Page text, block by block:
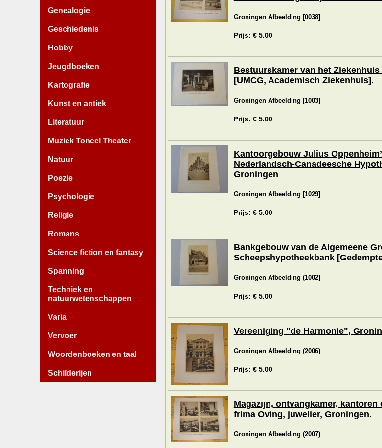
Genealogie
Geschiedenis
Hobby
Jeugdboeken
Kartografie
Kunst en antiek
Literatuur
Muziek Toneel Theater
Natuur
Poezie
Psychologie
Religie
Romans
Science fiction en fantasy
Spanning
Techniek en
natuurwetenschappen
Varia
Vervoer
Woordenboeken en taal
Schilderijen
Groningen Afbeelding [0038]
Prijs: € 5.00
Bestuurskamer van het
[UMCG, Academisch Ziekenhuis].
Groningen Afbeelding [1003]
Prijs: € 5.00
Kantoorgebouw Julius
Nederlandsch-Canadeesche
Groningen
Groningen Afbeelding [1029]
Prijs: € 5.00
Bankgebouw van de Algemeene
Scheepshypotheekbank
Groningen Afbeelding (1002]
Prijs: € 5.00
Vereeniging "de Harmonie",
Groningen Afbeelding (2006)
Prijs: € 5.00
Magazijn, ontvangkamer, kantoren
frima Oving, juwelier, Groningen.
Groningen Afbeelding (2007)